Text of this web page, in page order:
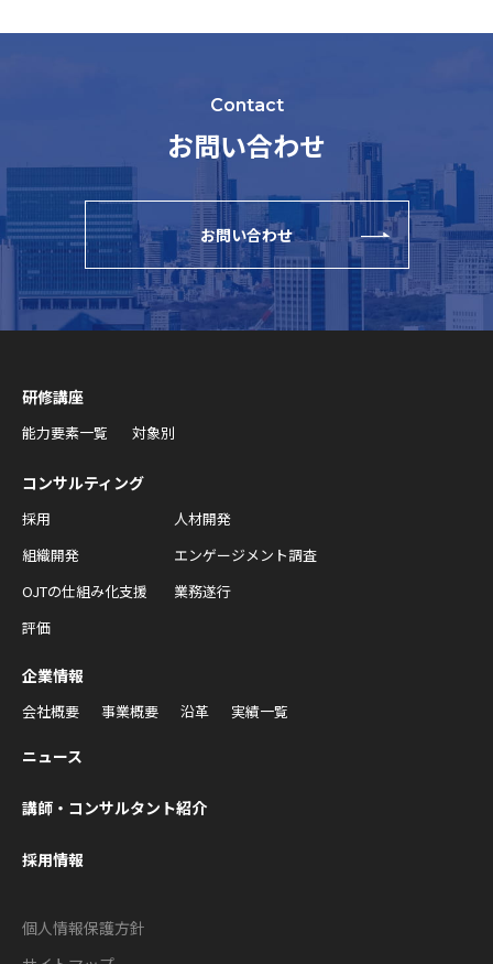
Contact
お問い合わせ
お問い合わせ
研修講座
能力要素一覧 対象別
コンサルティング
採用
人材開発
組織開発
エンゲージメント調査
OJTの仕組み化支援
業務遂行
評価
企業情報
会社概要 事業概要 沿革 実績一覧
ニュース
講師・コンサルタント紹介
採用情報
個人情報保護方針